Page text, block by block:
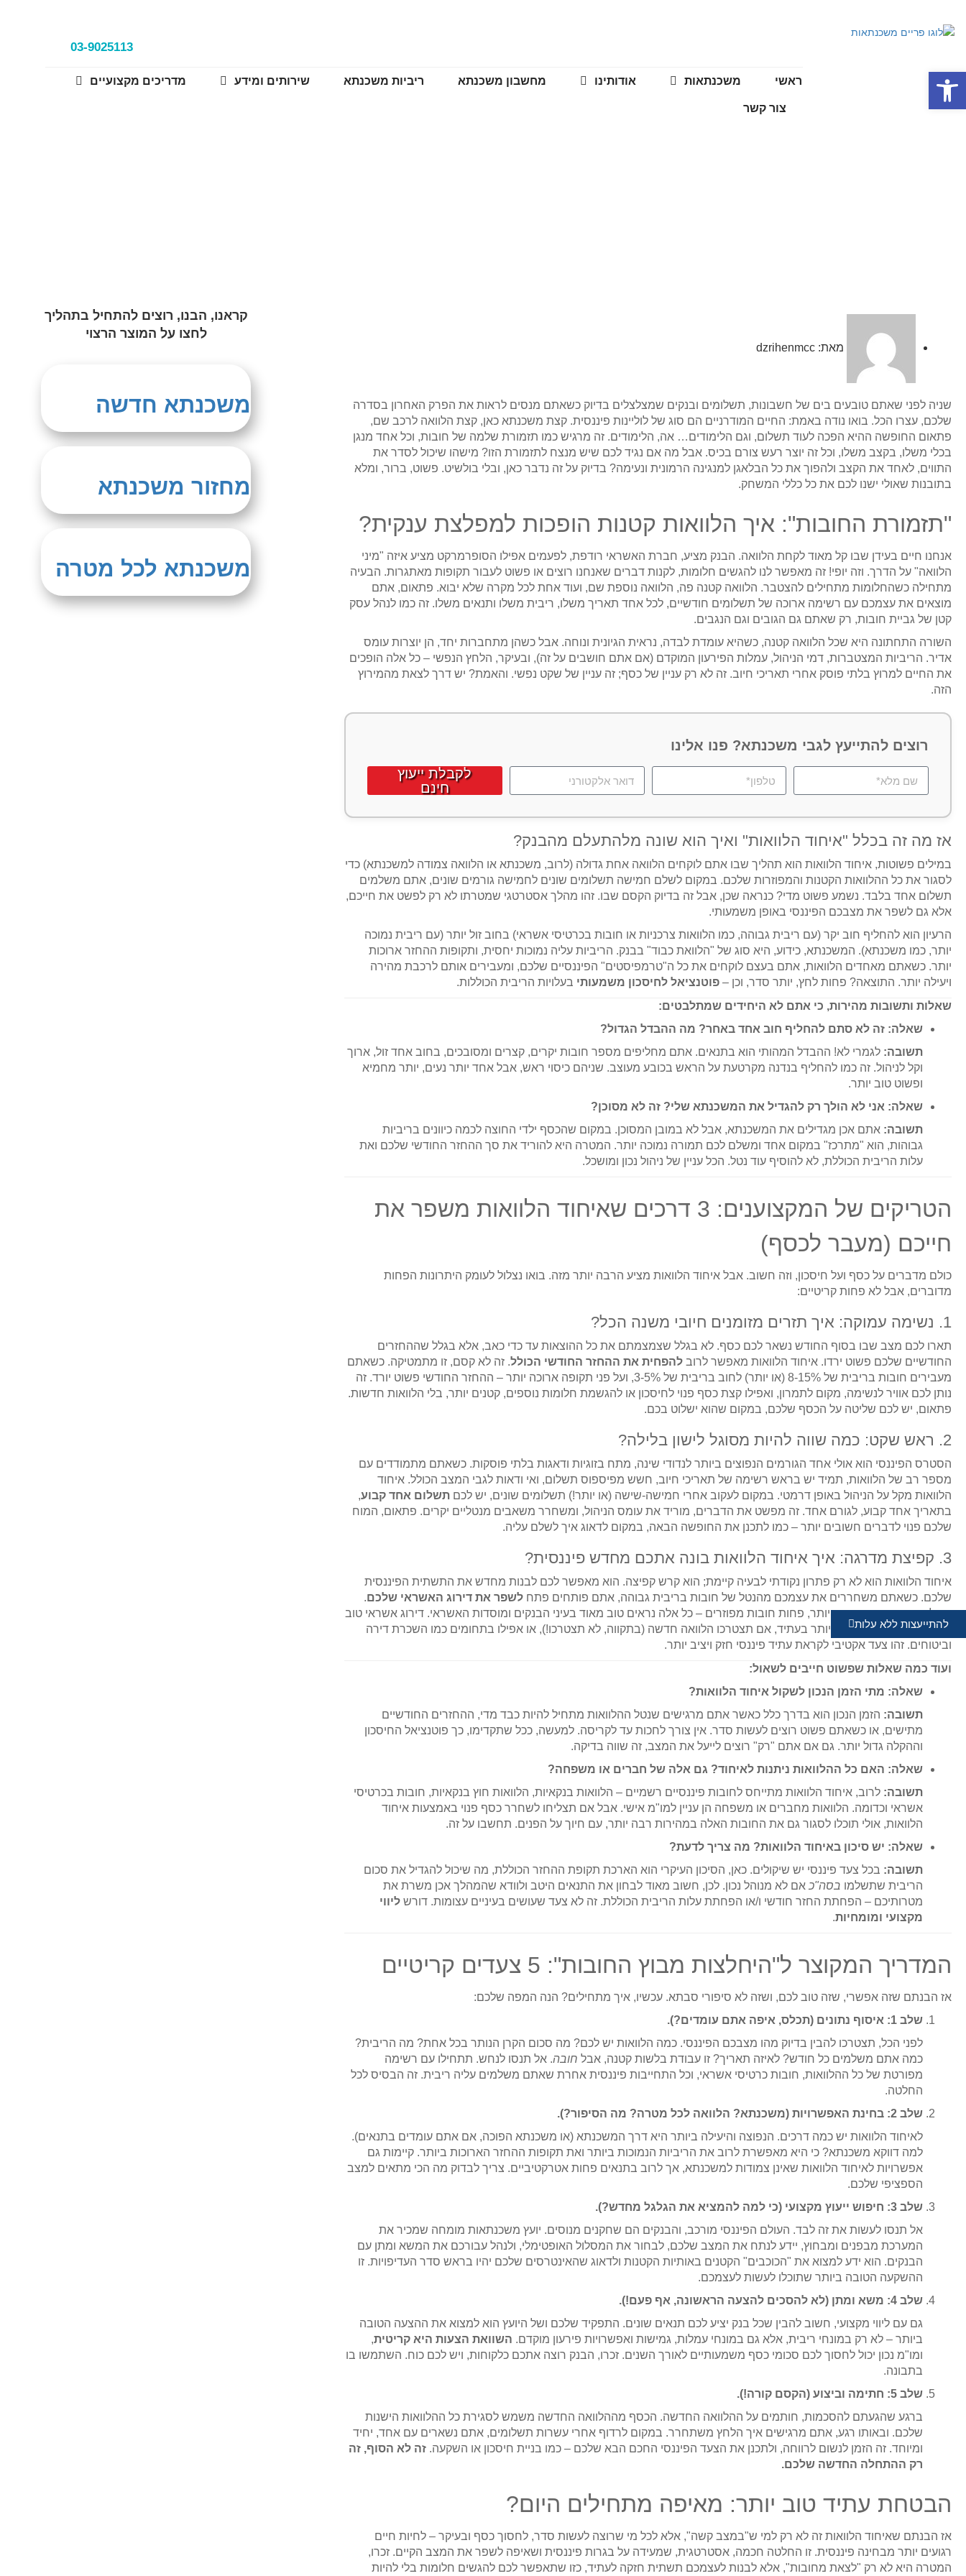
להתייעצות ללא עלות
03-9025113
ראשי משכנתאות אודותינו מחשבון משכנתא ריביות משכנתא שירותים ומידע מדריכים מקצועיים
צור קשר
מאת: dzrihenmcc
שניה לפני שאתם טובעים בים של חשבונות, תשלומים ובנקים שמצלצלים בדיוק כשאתם מנסים לראות את הפרק האחרון בסדרה
שלכם, עצרו הכל. בואו נודה באמת: החיים המודרניים הם סוג של לוליינות פיננסית. קצת משכנתא כאן, קצת הלוואה לרכב שם,
פתאום החופשה ההיא הפכה לעוד תשלום, וגם הלימודים… אה, הלימודים. זה מרגיש כמו תזמורת שלמה של חובות, וכל אחד מנגן
בכלי משלו, בקצב משלו, וכל זה יוצר רעש צורם בכיס. אבל מה אם נגיד לכם שיש מנצח לתזמורת הזו? מישהו שיכול לסדר את
התווים, לאחד את הקצב ולהפוך את כל הבלאגן למנגינה הרמונית ונעימה? בדיוק על זה נדבר כאן, ובלי בולשיט. פשוט, ברור, ומלא
בתובנות שאולי ישנו לכם את כל כללי המשחק.
"תזמורת החובות": איך הלוואות קטנות הופכות למפלצת ענקית?
אנחנו חיים בעידן שבו קל מאוד לקחת הלוואה. הבנק מציע, חברת האשראי רודפת, לפעמים אפילו הסופרמרקט מציע איזה "מיני
הלוואה" על הדרך. וזה יופי! זה מאפשר לנו להגשים חלומות, לקנות דברים שאנחנו רוצים או פשוט לעבור תקופות מאתגרות. הבעיה
מתחילה כשהחלומות מתחילים להצטבר. הלוואה קטנה פה, הלוואה נוספת שם, ועוד אחת לכל מקרה שלא יבוא. פתאום, אתם
מוצאים את עצמכם עם רשימה ארוכה של תשלומים חודשיים, לכל אחד תאריך משלו, ריבית משלו ותנאים משלו. זה כמו לנהל עסק
קטן של גביית חובות, רק שאתם גם הגובים וגם הנגבים.
השורה התחתונה היא שכל הלוואה קטנה, כשהיא עומדת לבדה, נראית הגיונית ונוחה. אבל כשהן מתחברות יחד, הן יוצרות עומס
אדיר. הריביות המצטברות, דמי הניהול, עמלות הפירעון המוקדם (אם אתם חושבים על זה), ובעיקר, הלחץ הנפשי – כל אלה הופכים
את החיים למרוץ בלתי פוסק אחרי תאריכי חיוב. זה לא רק עניין של כסף; זה עניין של שקט נפשי. והאמת? יש דרך לצאת מהמירוץ
הזה.
רוצים להתייעץ לגבי משכנתא? פנו אלינו
לקבלת ייעוץ
חינם
אז מה זה בכלל "איחוד הלוואות" ואיך הוא שונה מלהתעלם מהבנק?
במילים פשוטות, איחוד הלוואות הוא תהליך שבו אתם לוקחים הלוואה אחת גדולה (לרוב, משכנתא או הלוואה צמודה למשכנתא) כדי
לסגור את כל ההלוואות הקטנות והמפוזרות שלכם. במקום לשלם חמישה תשלומים שונים לחמישה גורמים שונים, אתם משלמים
תשלום אחד בלבד. נשמע פשוט מדי? כנראה שכן, אבל זה בדיוק הקסם שבו. זהו מהלך אסטרטגי שמטרתו לא רק לפשט את חייכם,
אלא גם לשפר את מצבכם הפיננסי באופן משמעותי.
הרעיון הוא להחליף חוב יקר (עם ריבית גבוהה, כמו הלוואות צרכניות או חובות בכרטיסי אשראי) בחוב זול יותר (עם ריבית נמוכה
יותר, כמו משכנתא). המשכנתא, כידוע, היא סוג של "הלוואת כבוד" בבנק. הריביות עליה נמוכות יחסית, ותקופות ההחזר ארוכות
יותר. כשאתם מאחדים הלוואות, אתם בעצם לוקחים את כל ה"טרמפיסטים" הפיננסיים שלכם, ומעבירים אותם לרכבת מהירה
ויעילה יותר. התוצאה? פחות לחץ, יותר סדר, וכן – פוטנציאל לחיסכון משמעותי בעלויות הריבית הכוללות.
שאלות ותשובות מהירות, כי אתם לא היחידים שמתלבטים:
שאלה: זה לא סתם להחליף חוב אחד באחר? מה ההבדל הגדול?
תשובה: לגמרי לא! ההבדל המהותי הוא בתנאים. אתם מחליפים מספר חובות יקרים, קצרים ומסובכים, בחוב אחד זול, ארוך
וקל לניהול. זה כמו להחליף בנדנה מקרטעת על הראש בכובע מעוצב. שניהם כיסוי ראש, אבל אחד יותר נעים, יותר מחמיא
ופשוט טוב יותר.
שאלה: אני לא הולך רק להגדיל את המשכנתא שלי? זה לא מסוכן?
תשובה: אתם אכן מגדילים את המשכנתא, אבל לא במובן המסוכן. במקום שהכסף ילדי החוצה לכמה כיוונים בריביות
גבוהות, הוא "מתרכז" במקום אחד ומשלם לכם תמורה נמוכה יותר. המטרה היא להוריד את סך ההחזר החודשי שלכם ואת
עלות הריבית הכוללת, לא להוסיף עוד נטל. הכל עניין של ניהול נכון ומושכל.
הטריקים של המקצוענים: 3 דרכים שאיחוד הלוואות משפר את
חייכם (מעבר לכסף)
כולם מדברים על כסף ועל חיסכון, וזה חשוב. אבל איחוד הלוואות מציע הרבה יותר מזה. בואו נצלול לעומק היתרונות הפחות
מדוברים, אבל לא פחות קריטיים:
1. נשימה עמוקה: איך תזרים מזומנים חיובי משנה הכל?
תארו לכם מצב שבו בסוף החודש נשאר לכם כסף. לא בגלל שצמצמתם את כל ההוצאות עד כדי כאב, אלא בגלל שההחזרים
החודשיים שלכם פשוט ירדו. איחוד הלוואות מאפשר לרוב להפחית את ההחזר החודשי הכולל. זה לא קסם, זו מתמטיקה. כשאתם
מעבירים חובות בריבית של 8-15% (או יותר) לחוב בריבית של 3-5%, ועל פני תקופה ארוכה יותר – ההחזר החודשי פשוט יורד. זה
נותן לכם אוויר לנשימה, מקום לתמרון, ואפילו קצת כסף פנוי לחיסכון או להגשמת חלומות נוספים, קטנים יותר, בלי הלוואות חדשות.
פתאום, יש לכם שליטה על הכסף שלכם, במקום שהוא ישלוט בכם.
2. ראש שקט: כמה שווה להיות מסוגל לישון בלילה?
הסטרס הפיננסי הוא אולי אחד הגורמים הנפוצים ביותר לנדודי שינה, מתח בזוגיות ודאגות בלתי פוסקות. כשאתם מתמודדים עם
מספר רב של הלוואות, תמיד יש בראש רשימה של תאריכי חיוב, חשש מפיספוס תשלום, ואי ודאות לגבי המצב הכולל. איחוד
הלוואות מקל על הניהול באופן דרמטי. במקום לעקוב אחרי חמישה-שישה (או יותר!) תשלומים שונים, יש לכם תשלום אחד קבוע,
בתאריך אחד קבוע, לגורם אחד. זה מפשט את הדברים, מוריד את עומס הניהול, ומשחרר משאבים מנטליים יקרים. פתאום, המוח
שלכם פנוי לדברים חשובים יותר – כמו לתכנן את החופשה הבאה, במקום לדאוג איך לשלם עליה.
3. קפיצת מדרגה: איך איחוד הלוואות בונה אתכם מחדש פיננסית?
איחוד הלוואות הוא לא רק פתרון נקודתי לבעיה קיימת; הוא קרש קפיצה. הוא מאפשר לכם לבנות מחדש את התשתית הפיננסית
שלכם. כשאתם משחררים את עצמכם מהנטל של חובות בריבית גבוהה, אתם פותחים פתח לשפר את דירוג האשראי שלכם.
תשלומים סדירים ונמוכים יותר, פחות חובות מפוזרים – כל אלה נראים טוב מאוד בעיני הבנקים ומוסדות האשראי. דירוג אשראי טוב
יותר פירושו תנאים טובים יותר בעתיד, אם תצטרכו הלוואה חדשה (בתקווה, לא תצטרכו!), או אפילו בתחומים כמו השכרת דירה
וביטוחים. זהו צעד אקטיבי לקראת עתיד פיננסי חזק ויציב יותר.
ועוד כמה שאלות שפשוט חייבים לשאול:
שאלה: מתי הזמן הנכון לשקול איחוד הלוואות?
תשובה: הזמן הנכון הוא בדרך כלל כאשר אתם מרגישים שנטל ההלוואות מתחיל להיות כבד מדי, ההחזרים החודשיים
מתישים, או כשאתם פשוט רוצים לעשות סדר. אין צורך לחכות עד לקריסה. למעשה, ככל שתקדימו, כך פוטנציאל החיסכון
וההקלה גדול יותר. גם אם אתם "רק" רוצים לייעל את המצב, זה שווה בדיקה.
שאלה: האם כל ההלוואות ניתנות לאיחוד? גם אלה של חברים או משפחה?
תשובה: לרוב, איחוד הלוואות מתייחס לחובות פיננסיים רשמיים – הלוואות בנקאיות, הלוואות חוץ בנקאיות, חובות בכרטיסי
אשראי וכדומה. הלוואות מחברים או משפחה הן עניין למו"מ אישי. אבל אם תצליחו לשחרר כסף פנוי באמצעות איחוד
הלוואות, אולי תוכלו לסגור גם את החובות האלה במהירות רבה יותר, עם חיוך על הפנים. תחשבו על זה.
שאלה: יש סיכון באיחוד הלוואות? מה צריך לדעת?
תשובה: בכל צעד פיננסי יש שיקולים. כאן, הסיכון העיקרי הוא הארכת תקופת ההחזר הכוללת, מה שיכול להגדיל את סכום
הריבית שתשלמו בסה"כ אם לא מנוהל נכון. לכן, חשוב מאוד לבחון את התנאים היטב ולוודא שהמהלך אכן משרת את
מטרותיכם – הפחתת החזר חודשי ו/או הפחתת עלות הריבית הכוללת. זה לא צעד שעושים בעיניים עצומות. דורש ליווי
מקצועי ומומחיות.
המדריך המקוצר ל"היחלצות מבוץ החובות": 5 צעדים קריטיים
אז הבנתם שזה אפשרי, שזה טוב לכם, ושזה לא סיפורי סבתא. עכשיו, איך מתחילים? הנה המפה שלכם:
שלב 1: איסוף נתונים (תכלס, איפה אתם עומדים?).
לפני הכל, תצטרכו להבין בדיוק מהו מצבכם הפיננסי. כמה הלוואות יש לכם? מה סכום הקרן הנותר בכל אחת? מה הריבית?
כמה אתם משלמים כל חודש? לאיזה תאריך? זו עבודת בלשות קטנה, אבל חובה. אל תנסו לנחש. תתחילו עם רשימה
מפורטת של כל ההלוואות, חובות כרטיסי אשראי, וכל התחייבות פיננסית אחרת שאתם משלמים עליה ריבית. זה הבסיס לכל
החלטה.
שלב 2: בחינת האפשרויות (משכנתא? הלוואה לכל מטרה? מה הסיפור?).
לאיחוד הלוואות יש כמה דרכים. הנפוצה והיעילה ביותר היא דרך המשכנתא (או משכנתא הפוכה, אם אתם עומדים בתנאים).
למה דווקא משכנתא? כי היא מאפשרת לרוב את הריביות הנמוכות ביותר ואת תקופות ההחזר הארוכות ביותר. קיימות גם
אפשרויות לאיחוד הלוואות שאינן צמודות למשכנתא, אך לרוב בתנאים פחות אטרקטיביים. צריך לבדוק מה הכי מתאים למצב
הספציפי שלכם.
שלב 3: חיפוש ייעוץ מקצועי (כי למה להמציא את הגלגל מחדש?).
אל תנסו לעשות את זה לבד. העולם הפיננסי מורכב, והבנקים הם שחקנים מנוסים. יועץ משכנתאות מומחה שמכיר את
המערכת מבפנים ומבחוץ, יידע לנתח את המצב שלכם, לבחור את המסלול האופטימלי, ולנהל עבורכם את המשא ומתן עם
הבנקים. הוא ידע למצוא את "הכוכבים" הקטנים באותיות הקטנות ולדאוג שהאינטרסים שלכם יהיו בראש סדר העדיפויות. זו
ההשקעה הטובה ביותר שתוכלו לעשות לעצמכם.
שלב 4: משא ומתן (לא להסכים להצעה הראשונה, אף פעם!).
גם עם ליווי מקצועי, חשוב להבין שכל בנק יציע לכם תנאים שונים. התפקיד שלכם ושל היועץ הוא למצוא את ההצעה הטובה
ביותר – לא רק במונחי ריבית, אלא גם במונחי עמלות, גמישות ואפשרויות פירעון מוקדם. השוואת הצעות היא קריטית,
ומו"מ נכון יכול לחסוך לכם סכומי כסף משמעותיים לאורך השנים. זכרו, הבנק רוצה אתכם כלקוחות, ויש לכם כוח. השתמשו בו
בתבונה.
שלב 5: חתימה וביצוע (הקסם קורה!).
ברגע שהגעתם להסכמות, חותמים על ההלוואה החדשה. הכסף מההלוואה החדשה משמש לסגירת כל ההלוואות הישנות
שלכם. ובאותו רגע, אתם מרגישים איך הלחץ משתחרר. במקום לרדוף אחרי עשרות תשלומים, אתם נשארים עם אחד, יחיד
ומיוחד. זה הזמן לנשום לרווחה, ולתכנן את הצעד הפיננסי החכם הבא שלכם – כמו בניית חיסכון או השקעה. זה לא הסוף, זה
רק ההתחלה החדשה שלכם.
הבטחת עתיד טוב יותר: מאיפה מתחילים היום?
אז הבנתם שאיחוד הלוואות זה לא רק למי ש"במצב קשה", אלא לכל מי שרוצה לעשות סדר, לחסוך כסף ובעיקר – לחיות חיים
רגועים יותר מבחינה פיננסית. זו החלטה חכמה, אסטרטגית, שמעידה על בגרות פיננסית ושאיפה לשפר את המצב הקיים. זכרו,
המטרה היא לא רק "לצאת מחובות", אלא לבנות לעצמכם תשתית חזקה לעתיד, כזו שתאפשר לכם להגשים חלומות בלי להיות
קראנו, הבנו, רוצים להתחיל בתהליך
לחצו על המוצר הרצוי
משכנתא חדשה
מחזור משכנתא
משכנתא לכל מטרה
פתח סרגל נגישות